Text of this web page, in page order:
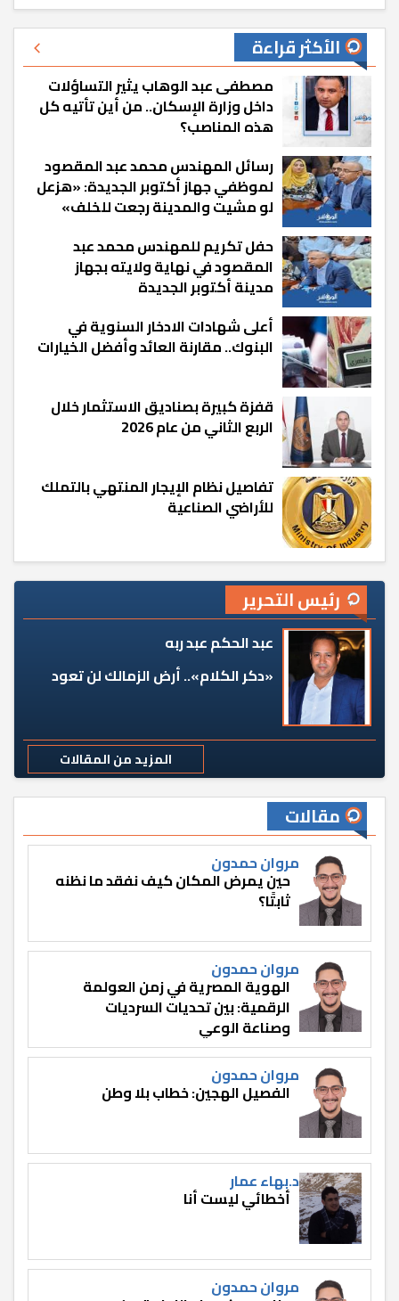
الأكثر قراءة
مصطفى عبد الوهاب يثير التساؤلات
داخل وزارة الإسكان.. من أين تأتيه كل
هذه المناصب؟
رسائل المهندس محمد عبد المقصود
لموظفي جهاز أكتوبر الجديدة: «هزعل
لو مشيت والمدينة رجعت للخلف»
حفل تكريم للمهندس محمد عبد
المقصود في نهاية ولايته بجهاز
مدينة أكتوبر الجديدة
أعلى شهادات الادخار السنوية في
البنوك.. مقارنة العائد وأفضل الخيارات
قفزة كبيرة بصناديق الاستثمار خلال
الربع الثاني من عام 2026
تفاصيل نظام الإيجار المنتهي بالتملك
للأراضي الصناعية
رئيس التحرير
عبد الحكم عبد ربه
«دكر الكلام».. أرض الزمالك لن تعود
المزيد من المقالات
مقالات
مروان حمدون
حين يمرض المكان كيف نفقد ما نظنه
ثابتًا؟
مروان حمدون
الهوية المصرية في زمن العولمة
الرقمية: بين تحديات السرديات
وصناعة الوعي
مروان حمدون
الفصيل الهجين: خطاب بلا وطن
د.بهاء عمار
أخطائي ليست أنا
مروان حمدون